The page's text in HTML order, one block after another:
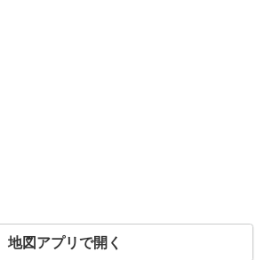
地図アプリで開く